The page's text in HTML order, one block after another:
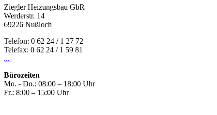
Ziegler Heizungsbau GbR
Werderstr. 14
69226 Nußloch
Telefon: 0 62 24 / 1 27 72
Telefax: 0 62 24 / 1 59 81
...
Bürozeiten
Mo. - Do.: 08:00 – 18:00 Uhr
Fr.: 8:00 – 15:00 Uhr